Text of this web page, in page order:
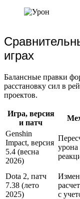
играх
Балансные правки
расстановку сил в
проектов.
Игра, версия
и патч
Genshin
Impact, версия
5.4 (весна
2026)
урона
Dota 2, патч
7.38 (лето
2025)
с